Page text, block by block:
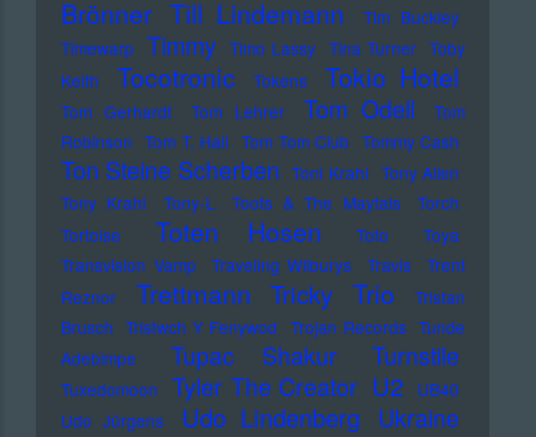
Brönner Till Lindemann
Tim Buckley
Timewarp Timmy Timo Lassy Tina Turner Toby
Keith
Tocotronic Tokens Tokio Hotel
Tom Gerhardt Tom Lehrer Tom Odell
Tom
Robinson Tom T. Hall Tom Tom Club Tommy Cash
Ton Steine Scherben Toni Krahl Tony Allen
Tony Krahl
Tony-L Toots & The Maytals
Torch
Tortoise
Toten Hosen Toto
Toya
Transvision Vamp
Traveling Wilburys Travis
Trent
Reznor
Trettmann Tricky Trio
Tristan
Brusch Tristwch Y Fenywod Trojan Records Tunde
Adebimpe
Tupac Shakur Turnstile
Tuxedomoon Tyler The Creator U2
UB40
Udo Jürgens
Udo Lindenberg Ukraine